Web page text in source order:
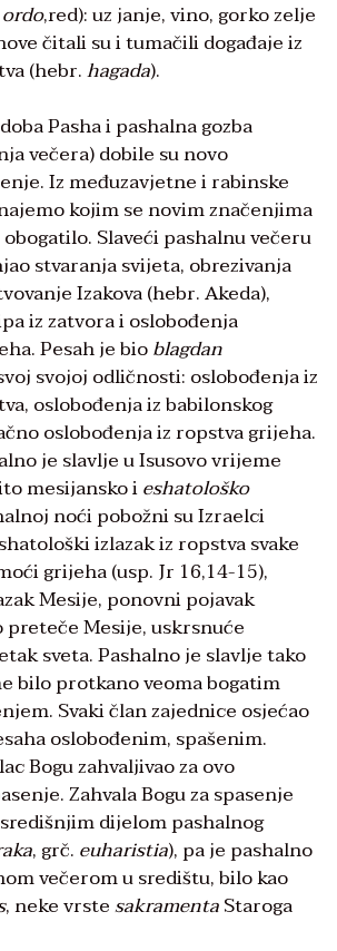
ordo,red): uz janje, vino, gorko zelje
čitali su i tumačili događaje iz
(hebr.hagada).
Pasha i pashalna gozba
večera) dobile su novo
Iz međuzavjetne i rabinske
kojim se novim značenjima
Slaveći pashalnu večeru
stvaranja svijeta, obrezivanja
Izakova (hebr. Akeda),
iz zatvora i oslobođenja
Pesah je bioblagdan
svojoj odličnosti: oslobođenja iz
oslobođenja iz babilonskog
oslobođenja iz ropstva grijeha.
je slavlje u Isusovo vrijeme
mesijansko ieshatološko
noći pobožni su Izraelci
izlazak iz ropstva svake
grijeha (usp. Jr 16,14-15),
Mesije, ponovni pojavak
Mesije, uskrsnuće
sveta. Pashalno je slavlje tako
bilo protkano veoma bogatim
Svaki član zajednice osjećao
oslobođenim, spašenim.
Bogu zahvaljivao za ovo
Zahvala Bogu za spasenje
dijelom pashalnog
, grč. euharistia), pa je pashalno
večerom u središtu, bilo kao
, neke vrstesakramentaStaroga